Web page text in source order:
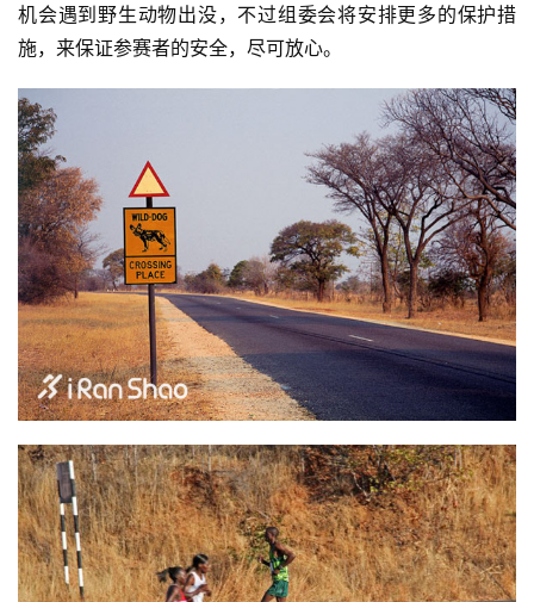
机会遇到野生动物出没，不过组委会将安排更多的保护措
施，来保证参赛者的安全，尽可放心。